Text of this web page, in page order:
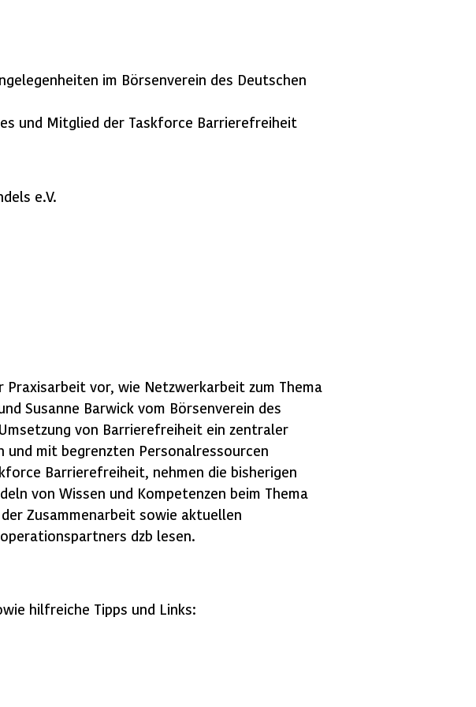
im Börsenverein des Deutschen
und Mitglied der Taskforce Barrierefreiheit
e.V.
vor, wie Netzwerkarbeit zum Thema
Susanne Barwick vom Börsenverein des
von Barrierefreiheit ein zentraler
mit begrenzten Personalressourcen
Barrierefreiheit, nehmen die bisherigen
von Wissen und Kompetenzen beim Thema
Zusammenarbeit sowie aktuellen
dzb lesen.
hilfreiche Tipps und Links: